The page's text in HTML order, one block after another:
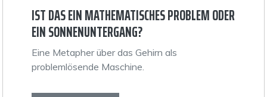
IST DAS EIN MATHEMATISCHES PROBLEM ODER
EIN SONNENUNTERGANG?
Eine Metapher über das Gehirn als
problemlösende Maschine.